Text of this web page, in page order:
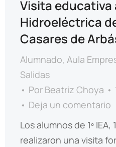
Visita educativa
Hidroeléctrica
Casares de
Alumnado, Aula
Salidas
Por Beatriz Choya
Deja un comentario
Los alumnos de 1º IEA,
realizaron una visita